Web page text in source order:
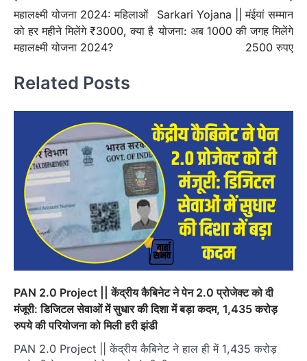
navigation
महालक्ष्मी योजना 2024: महिलाओं
को हर महीने मिलेंगे ₹3000, क्या है
महालक्ष्मी योजना 2024?
Sarkari Yojana || मंईयां सम्मान
योजना: अब 1000 की जगह मिलेंगे
2500 रुपए
Related Posts
PAN 2.0 Project || केंद्रीय कैबिनेट ने पेन 2.0 प्रोजेक्ट को दी
मंजूरी: डिजिटल सेवाओं में सुधार की दिशा में बड़ा कदम, 1,435 करोड़
रुपये की परियोजना को मिली हरी झंडी
PAN 2.0 Project || केंद्रीय कैबिनेट ने हाल ही में 1,435 करोड़